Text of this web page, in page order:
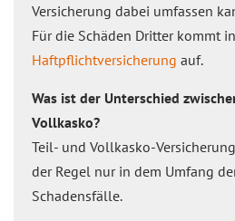
Versicherung dabei umfassen
Für die Schäden Dritter kommt
Haftpflichtversicherung auf.
Was ist der Unterschied
Vollkasko?
Teil- und Vollkasko-
der Regel nur in dem Umfang
Schadensfälle.